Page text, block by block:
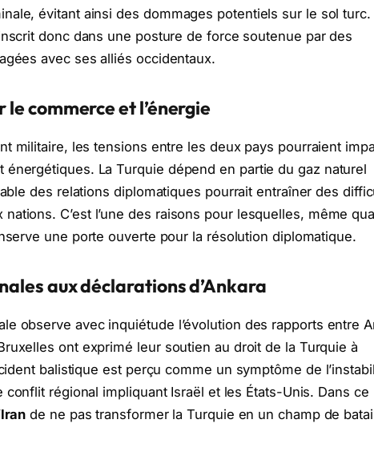
évitant ainsi des dommages potentiels sur le sol turc.
donc dans une posture de force soutenue par des
avec ses alliés occidentaux.
le commerce et l’énergie
militaire, les tensions entre les deux pays pourraient
énergétiques. La Turquie dépend en partie du gaz naturel
des relations diplomatiques pourrait entraîner des
C’est l’une des raisons pour lesquelles, même
une porte ouverte pour la résolution diplomatique.
aux déclarations d’Ankara
observe avec inquiétude l’évolution des rapports entre
ont exprimé leur soutien au droit de la Turquie à
balistique est perçu comme un symptôme de
régional impliquant Israël et les États-Unis. Dans ce
de ne pas transformer la Turquie en un champ de